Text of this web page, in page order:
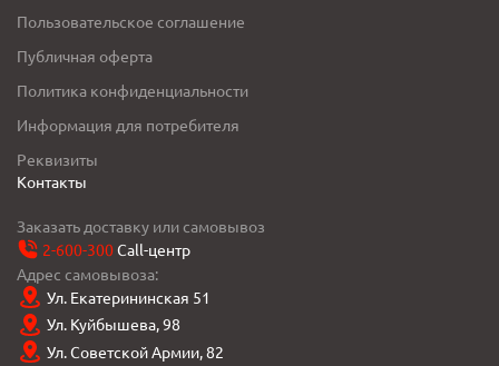
Пользовательское соглашение
Публичная оферта
Политика конфиденциальности
Информация для потребителя
Реквизиты
Контакты
Заказать доставку или самовывоз
2-600-300Call-центр
Адрес самовывоза:
Ул. Екатерининская 51
Ул. Куйбышева, 98
Ул. Советской Армии, 82